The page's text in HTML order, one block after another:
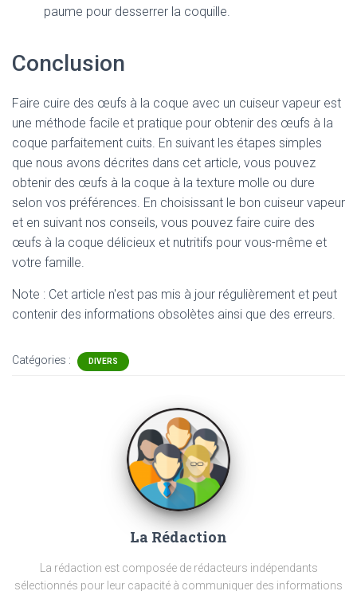
paume pour desserrer la coquille.
Conclusion
Faire cuire des œufs à la coque avec un cuiseur vapeur est
une méthode facile et pratique pour obtenir des œufs à la
coque parfaitement cuits. En suivant les étapes simples
que nous avons décrites dans cet article, vous pouvez
obtenir des œufs à la coque à la texture molle ou dure
selon vos préférences. En choisissant le bon cuiseur vapeur
et en suivant nos conseils, vous pouvez faire cuire des
œufs à la coque délicieux et nutritifs pour vous-même et
votre famille.
Note : Cet article n'est pas mis à jour régulièrement et peut
contenir des informations obsolètes ainsi que des erreurs.
Catégories : DIVERS
La Rédaction
La rédaction est composée de rédacteurs indépendants
sélectionnés pour leur capacité à communiquer des informations